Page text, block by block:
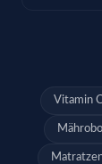
Vitamin